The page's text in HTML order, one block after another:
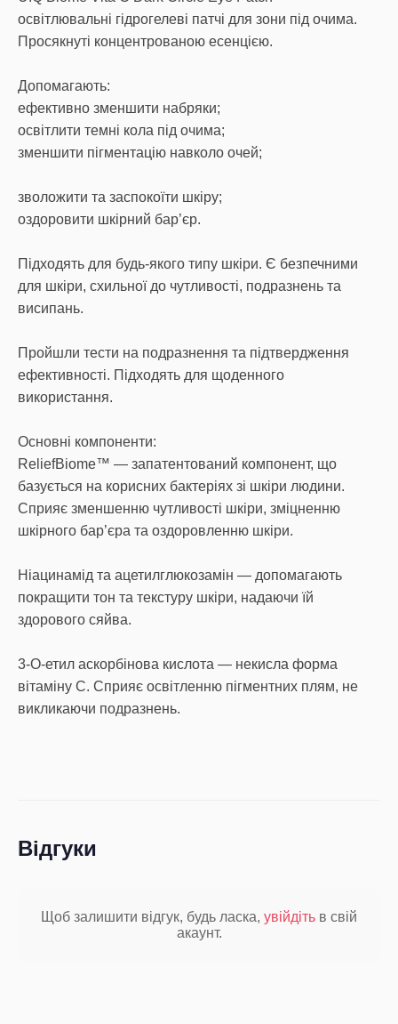
освітлювальні гідрогелеві патчі для зони під очима.
Просякнуті концентрованою есенцією.
Допомагають:
ефективно зменшити набряки;
освітлити темні кола під очима;
зменшити пігментацію навколо очей;
зволожити та заспокоїти шкіру;
оздоровити шкірний бар’єр.
Підходять для будь-якого типу шкіри. Є безпечними
для шкіри, схильної до чутливості, подразнень та
висипань.
Пройшли тести на подразнення та підтвердження
ефективності. Підходять для щоденного
використання.
Основні компоненти:
ReliefBiome™ — запатентований компонент, що
базується на корисних бактеріях зі шкіри людини.
Сприяє зменшенню чутливості шкіри, зміцненню
шкірного бар’єра та оздоровленню шкіри.
Ніацинамід та ацетилглюкозамін — допомагають
покращити тон та текстуру шкіри, надаючи їй
здорового сяйва.
3-О-етил аскорбінова кислота — некисла форма
вітаміну C. Сприяє освітленню пігментних плям, не
викликаючи подразнень.
Відгуки
Щоб залишити відгук, будь ласка, увійдіть в свій
акаунт.